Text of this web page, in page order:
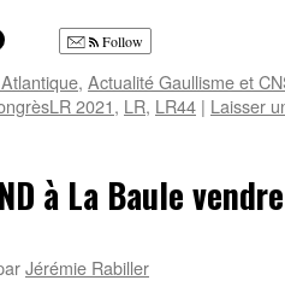
Follow
, Actualité Gaullisme et
2021, LR, LR44 | Laisser
à La Baule
Jérémie Rabiller